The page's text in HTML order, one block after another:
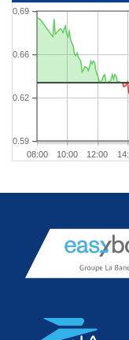
08:00 10:00 12:00
0.59
0.62
0.66
0.69